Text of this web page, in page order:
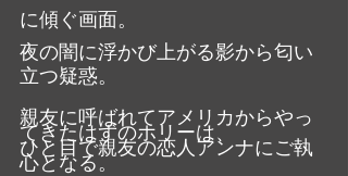
に傾ぐ画面。
夜の闇に浮かび上がる影から匂い
立つ疑惑。
親友に呼ばれてアメリカからやっ
てきたはずのホリーは、
ひと目で親友の恋人アンナにご執
心となる。